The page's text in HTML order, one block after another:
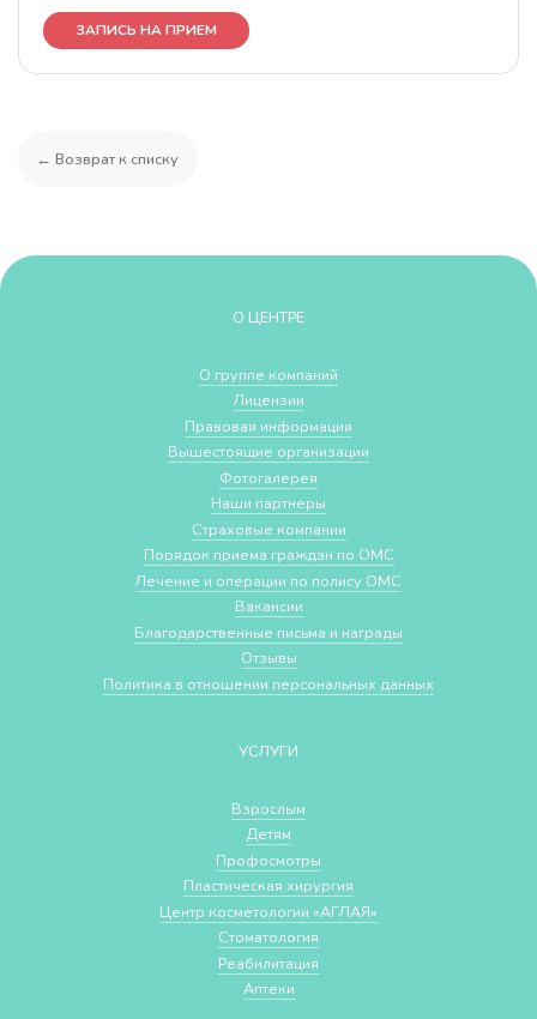
ЗАПИСЬ НА ПРИЕМ
← Возврат к списку
О ЦЕНТРЕ
О группе компаний
Лицензии
Правовая информация
Вышестоящие организации
Фотогалерея
Наши партнеры
Страховые компании
Порядок приема граждан по ОМС
Лечение и операции по полису ОМС
Вакансии
Благодарственные письма и награды
Отзывы
Политика в отношении персональных данных
УСЛУГИ
Взрослым
Детям
Профосмотры
Пластическая хирургия
Центр косметологии «АГЛАЯ»
Стоматология
Реабилитация
Аптеки